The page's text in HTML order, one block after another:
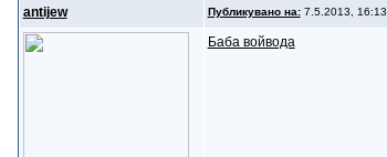
antijew Публикувано на:7.5.2013, 16:13
Баба войвода